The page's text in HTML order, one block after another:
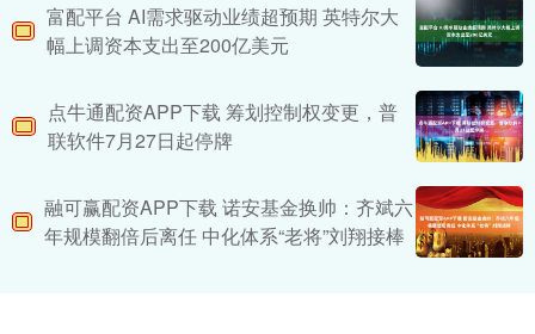
富配平台 AI需求驱动业绩超预期 英特尔大
幅上调资本支出至200亿美元
点牛通配资APP下载 筹划控制权变更，普
联软件7月27日起停牌
融可赢配资APP下载 诺安基金换帅：齐斌六
年规模翻倍后离任 中化体系“老将”刘翔接棒